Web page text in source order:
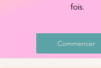
fois.
Commencer